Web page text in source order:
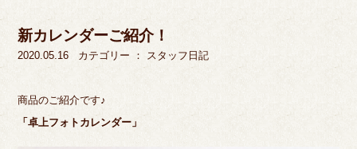
新カレンダーご紹介！
2020.05.16 カテゴリー ： スタッフ日記
商品のご紹介です♪
「卓上フォトカレンダー」